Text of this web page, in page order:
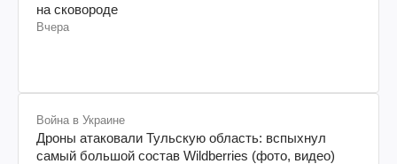
на сковороде
Вчера
Война в Украине
Дроны атаковали Тульскую область: вспыхнул
самый большой состав Wildberries (фото, видео)